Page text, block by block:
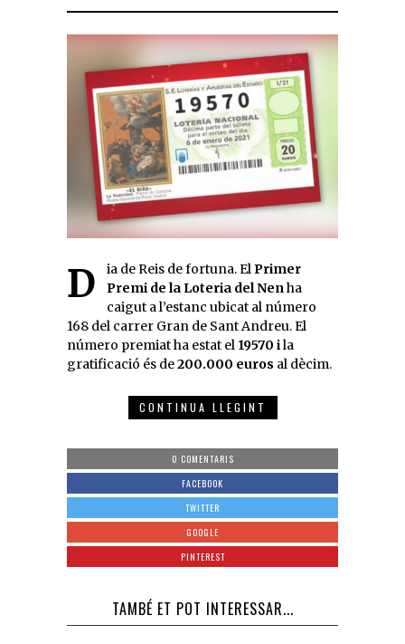
Dia de Reis de fortuna. ElPrimer
Premi de la Loteria del Nenha
caigut a l’estanc ubicat al número
168 del carrer Gran de Sant Andreu. El
número premiat ha estat el 19570 ila
gratificació és de200.000 euros al dècim.
CONTINUA LLEGINT
0 COMENTARIS
FACEBOOK
TWITTER
GOOGLE
PINTEREST
TAMBÉ ET POT INTERESSAR...